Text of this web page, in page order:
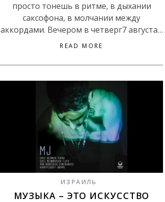
просто тонешь в ритме, в дыхании
саксофона, в молчании между
аккордами. Вечером в четверг7 августа…
READ MORE
ИЗРАИЛЬ
МУЗЫКА – ЭТО ИСКУССТВО